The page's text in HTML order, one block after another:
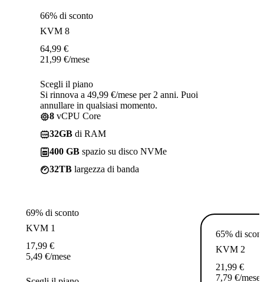
66% di sconto
KVM 8
64,99 €
21,99 €/mese
Scegli il piano
Si rinnova a 49,99 €/mese per 2 anni. Puoi
annullare in qualsiasi momento.
8 vCPU Core
32GB di RAM
400 GB spazio su disco NVMe
32TB largezza di banda
69% di sconto
KVM 1
17,99 €
5,49 €/mese
65% di
KVM 2
21,99 €
7,79 €/mese